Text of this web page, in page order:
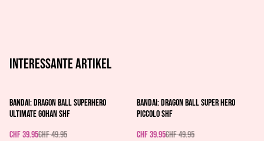
Interessante artikel
%
Bandai: Dragon Ball Superhero
Ultimate Gohan Shf
CHF 39.95CHF 49.95
%
Bandai: Dragon Ball Super Hero
Piccolo Shf
CHF 39.95CHF 49.95